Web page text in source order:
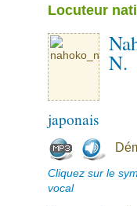
Locuteur
N.
japonais
Cliquez sur le
vocal